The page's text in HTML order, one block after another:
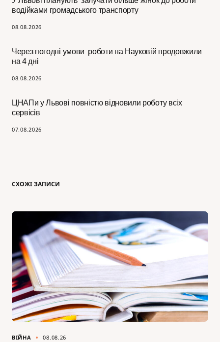
водійками громадського транспорту
08.08.2026
Через погодні умови роботи на Науковій продовжили
на 4 дні
08.08.2026
ЦНАПи у Львові повністю відновили роботу всіх
сервісів
07.08.2026
СХОЖІ ЗАПИСИ
ВІЙНА 08.08.26